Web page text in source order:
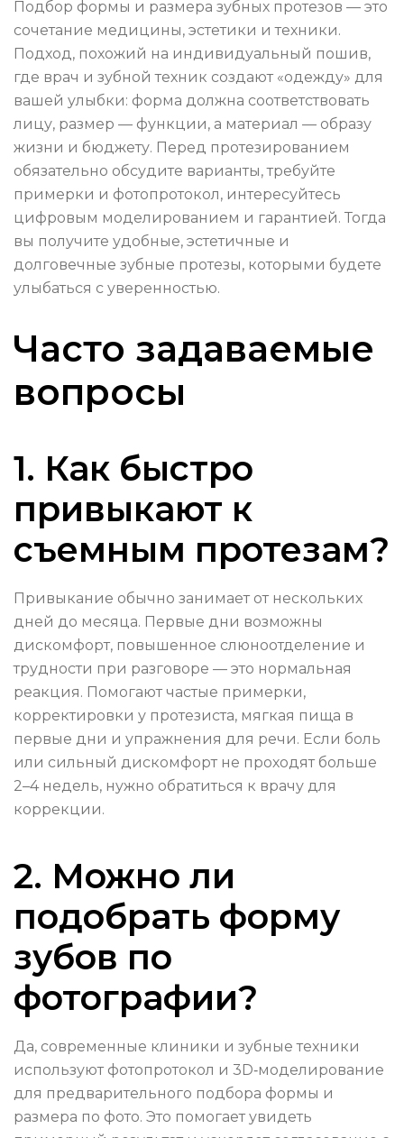
Подбор формы и размера зубных протезов — это
сочетание медицины, эстетики и техники.
Подход, похожий на индивидуальный пошив,
где врач и зубной техник создают «одежду» для
вашей улыбки: форма должна соответствовать
лицу, размер — функции, а материал — образу
жизни и бюджету. Перед протезированием
обязательно обсудите варианты, требуйте
примерки и фотопротокол, интересуйтесь
цифровым моделированием и гарантией. Тогда
вы получите удобные, эстетичные и
долговечные зубные протезы, которыми будете
улыбаться с уверенностью.
Часто задаваемые
вопросы
1. Как быстро
привыкают к
съемным протезам?
Привыкание обычно занимает от нескольких
дней до месяца. Первые дни возможны
дискомфорт, повышенное слюноотделение и
трудности при разговоре — это нормальная
реакция. Помогают частые примерки,
корректировки у протезиста, мягкая пища в
первые дни и упражнения для речи. Если боль
или сильный дискомфорт не проходят больше
2–4 недель, нужно обратиться к врачу для
коррекции.
2. Можно ли
подобрать форму
зубов по
фотографии?
Да, современные клиники и зубные техники
используют фотопротокол и 3D‑моделирование
для предварительного подбора формы и
размера по фото. Это помогает увидеть